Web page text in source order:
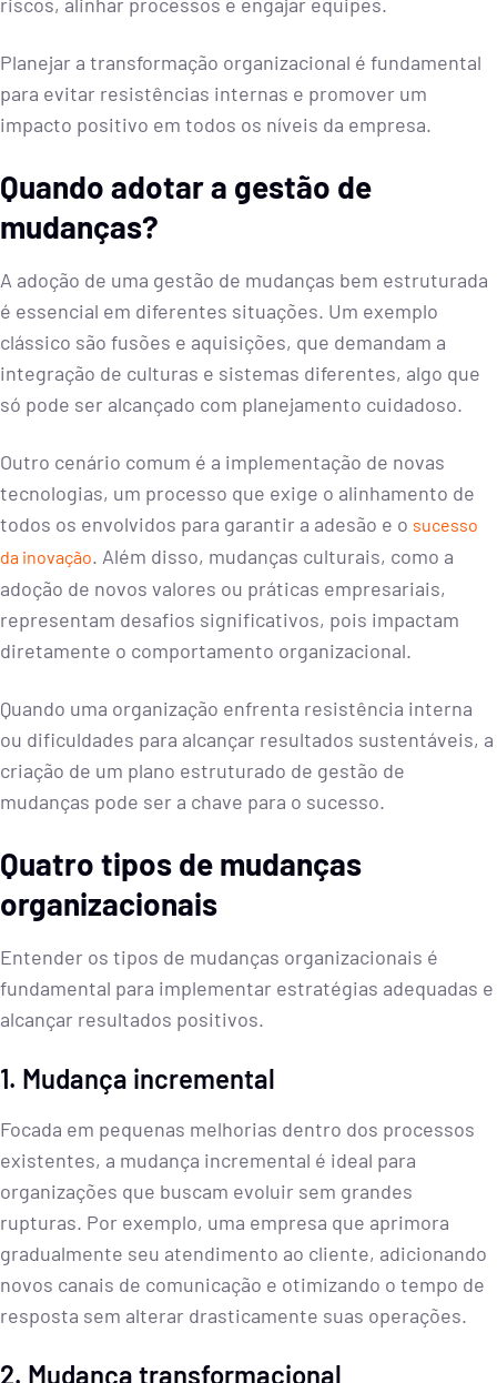
riscos, alinhar processos e engajar equipes.
Planejar a transformação organizacional é fundamental
para evitar resistências internas e promover um
impacto positivo em todos os níveis da empresa.
Quando adotar a gestão de
mudanças?
A adoção de uma gestão de mudanças bem estruturada
é essencial em diferentes situações. Um exemplo
clássico são fusões e aquisições, que demandam a
integração de culturas e sistemas diferentes, algo que
só pode ser alcançado com planejamento cuidadoso.
Outro cenário comum é a implementação de novas
tecnologias, um processo que exige o alinhamento de
todos os envolvidos para garantir a adesão e o sucesso
da inovação. Além disso, mudanças culturais, como a
adoção de novos valores ou práticas empresariais,
representam desafios significativos, pois impactam
diretamente o comportamento organizacional.
Quando uma organização enfrenta resistência interna
ou dificuldades para alcançar resultados sustentáveis, a
criação de um plano estruturado de gestão de
mudanças pode ser a chave para o sucesso.
Quatro tipos de mudanças
organizacionais
Entender os tipos de mudanças organizacionais é
fundamental para implementar estratégias adequadas e
alcançar resultados positivos.
1. Mudança incremental
Focada em pequenas melhorias dentro dos processos
existentes, a mudança incremental é ideal para
organizações que buscam evoluir sem grandes
rupturas. Por exemplo, uma empresa que aprimora
gradualmente seu atendimento ao cliente, adicionando
novos canais de comunicação e otimizando o tempo de
resposta sem alterar drasticamente suas operações.
2. Mudança transformacional